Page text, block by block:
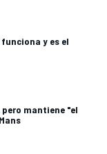
funciona y es el
mantiene "el